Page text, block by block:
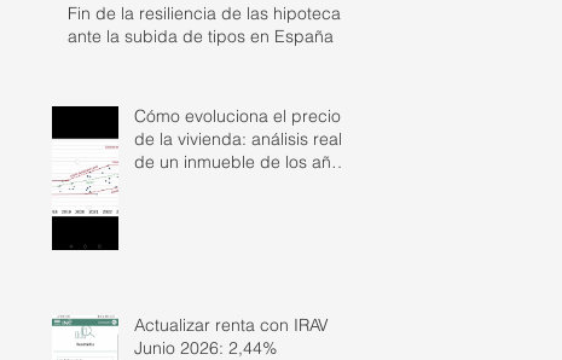
Fin de la resiliencia de las hipotecas
ante la subida de tipos en España
Cómo evoluciona el precio
de la vivienda: análisis real
de un inmueble de los años
Actualizar renta con IRAV
Junio 2026: 2,44%